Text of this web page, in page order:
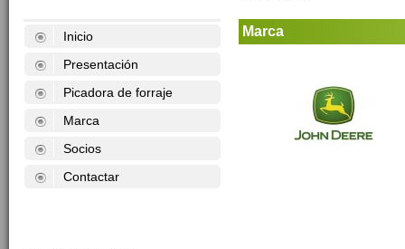
Inicio
Presentación
Picadora de forraje
Marca
Socios
Contactar
Marca